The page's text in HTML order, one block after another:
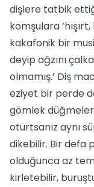
dişlere tatbik
komşulara
kakafonik bir
deyip ağzını
olmamış.’ Diş
eziyet bir perde
gömlek
oturtsanız aynı
dikebilir. Bir defa
olduğunca az
kirletebilir,